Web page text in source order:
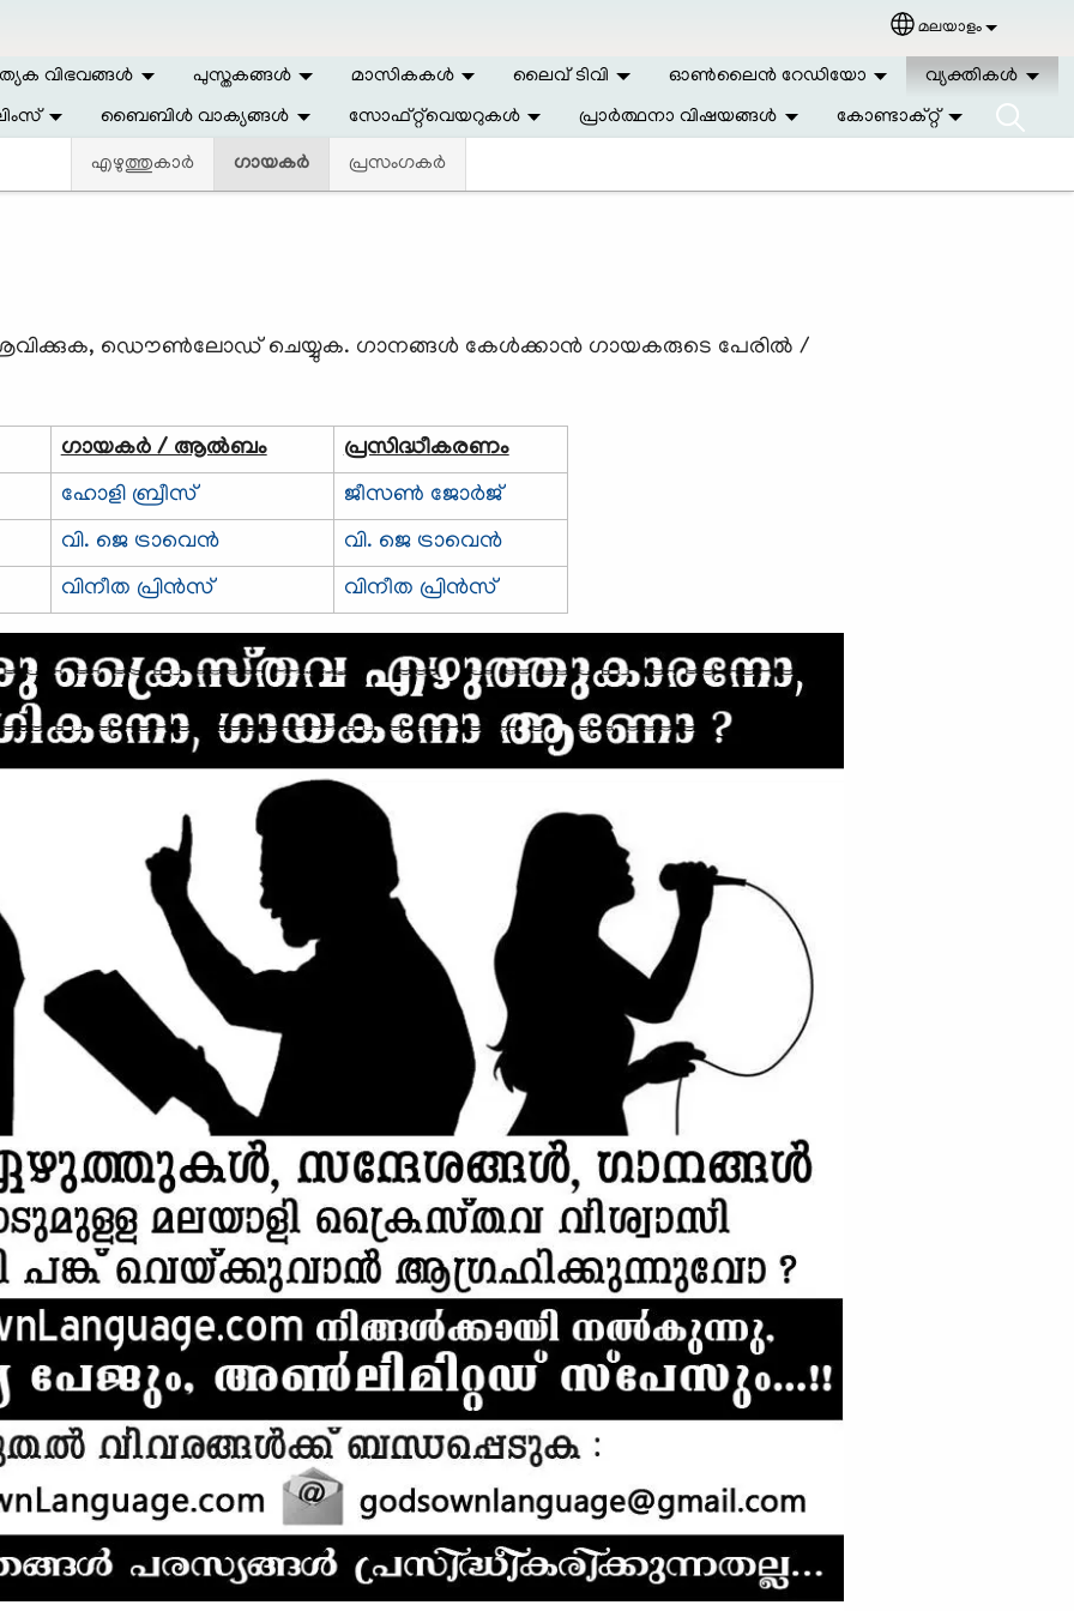
Select your
മലയാളം
വിഭവങ്ങള്‍ പുസ്തകങ്ങള്‍ മാസികകള്‍ ലൈവ് ടിവി ഓണ്‍ലൈന്‍ റേഡിയോ വ്യക്തികള്‍
എഴുത്തുകാര്‍ ഗായകര്‍ പ്രസംഗകര്‍
ബൈബിള്‍ വാക്യങ്ങള്‍ സോഫ്റ്റ്‌വെയറുകള്‍ പ്രാര്‍ത്ഥനാ വിഷയങ്ങള്‍ കോണ്ടാക്റ്റ്
ശ്രവിക്കുക, ഡൌണ്‍ലോഡ് ചെയ്യുക. ഗാനങ്ങള്‍ കേള്‍ക്കാന്‍ ഗായകരുടെ പേരില്‍ /
ഗായകര്‍ / ആല്‍ബം
പ്രസിദ്ധീകരണം
ഹോളി ബ്രീസ്
ജീസണ്‍ ജോര്‍ജ്
വി. ജെ ട്രാവെന്‍
വി. ജെ ട്രാവെന്‍
വിനീത പ്രിന്‍സ്
വിനീത പ്രിന്‍സ്